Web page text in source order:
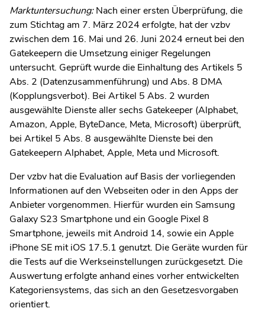
Marktuntersuchung:Nach einer ersten Überprüfung, die
zum Stichtag am 7. März 2024 erfolgte, hat der vzbv
zwischen dem 16. Mai und 26. Juni 2024 erneut bei den
Gatekeepern die Umsetzung einiger Regelungen
untersucht. Geprüft wurde die Einhaltung des Artikels 5
Abs. 2 (Datenzusammenführung) und Abs. 8 DMA
(Kopplungsverbot). Bei Artikel 5 Abs. 2 wurden
ausgewählte Dienste aller sechs Gatekeeper (Alphabet,
Amazon, Apple, ByteDance, Meta, Microsoft) überprüft,
bei Artikel 5 Abs. 8 ausgewählte Dienste bei den
Gatekeepern Alphabet, Apple, Meta und Microsoft.
Der vzbv hat die Evaluation auf Basis der vorliegenden
Informationen auf den Webseiten oder in den Apps der
Anbieter vorgenommen. Hierfür wurden ein Samsung
Galaxy S23 Smartphone und ein Google Pixel 8
Smartphone, jeweils mit Android 14, sowie ein Apple
iPhone SE mit iOS 17.5.1 genutzt. Die Geräte wurden für
die Tests auf die Werkseinstellungen zurückgesetzt. Die
Auswertung erfolgte anhand eines vorher entwickelten
Kategoriensystems, das sich an den Gesetzesvorgaben
orientiert.